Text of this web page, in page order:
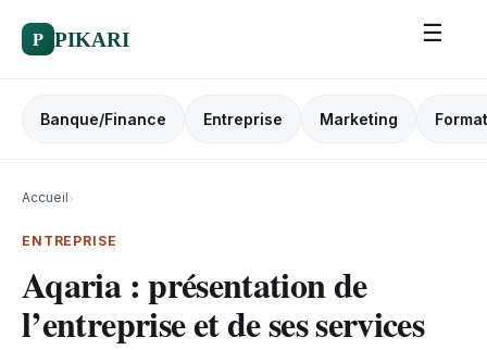
P PIKARI ☰
Banque/Finance Entreprise Marketing
Accueil›
ENTREPRISE
Aqaria : présentation de
l’entreprise et de ses services